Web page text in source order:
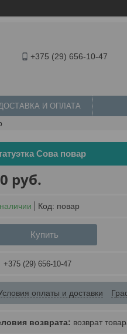
+375 (29) 656-10-47
И ОПЛАТА
Сова повар
руб.
Код: повар
Купить
+375 (29) 656-10-47
оплаты и доставки
возврат